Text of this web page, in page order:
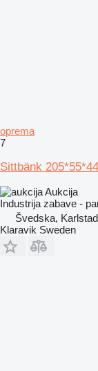
oprema
7
Sittbänk
Aukcija
Industrija zabave -
Švedska, Karlstad
Klaravik Sweden